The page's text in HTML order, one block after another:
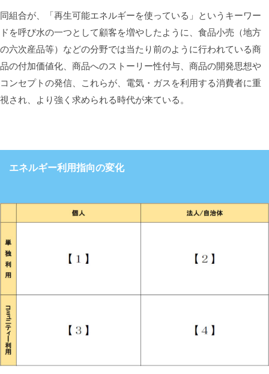
同組合が、「再生可能エネルギーを使っている」というキーワー
ドを呼び水の一つとして顧客を増やしたように、食品小売（地方
の六次産品等）などの分野では当たり前のように行われている商
品の付加価値化、商品へのストーリー性付与、商品の開発思想や
コンセプトの発信、これらが、電気・ガスを利用する消費者に重
視され、より強く求められる時代が来ている。
エネルギー利用指向の変化